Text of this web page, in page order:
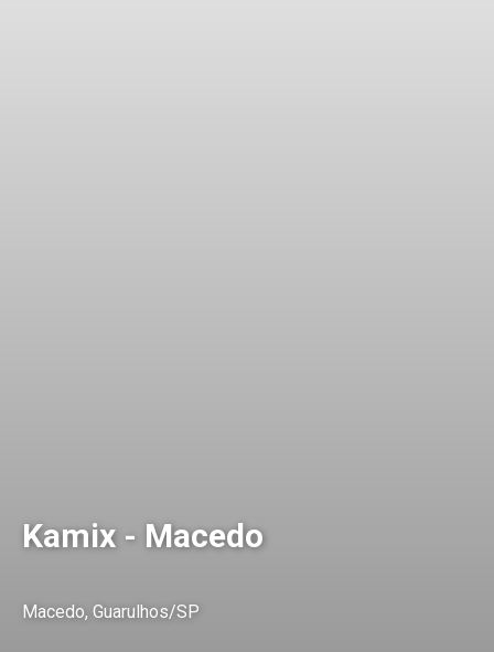
Kamix - Macedo
Macedo, Guarulhos/SP